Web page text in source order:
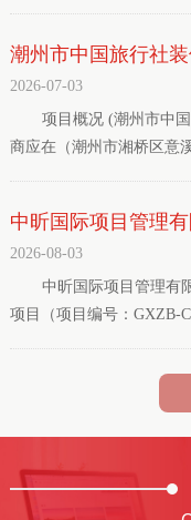
潮州市中国旅行社
2026-07-03
项目概况 (潮州市中
商应在（潮州市湘桥区意
中昕国际项目管理
2026-08-03
中昕国际项目管理有
项目（项目编号：GXZB-